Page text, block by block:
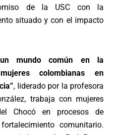
de la USC con la
situado y con el impacto
un mundo común en la
colombianas en
, liderado por la profesora
trabaja con mujeres
Chocó en procesos de
comunitario.